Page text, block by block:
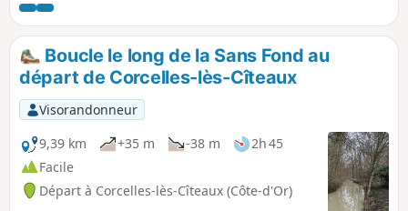
Boucle le long de la Sans Fond au
départ de Corcelles-lès-Cîteaux
Visorandonneur
9,39 km
+35 m -38 m
2h 45
Facile
Départ à Corcelles-lès-Cîteaux (Côte-d'Or)